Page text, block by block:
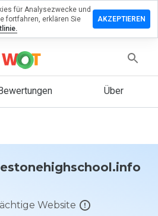
Über
Website
für Analysezwecke und
fortfahren, erklären Sie
AKZEPTIEREN